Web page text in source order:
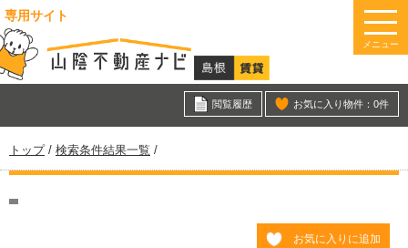
このページの本文へ
専用サイト
メニュー
閲覧履歴 お気に入り物件： 0件
現
在
位
トップ/ 検索条件結果一覧 /
お気に入りに追加